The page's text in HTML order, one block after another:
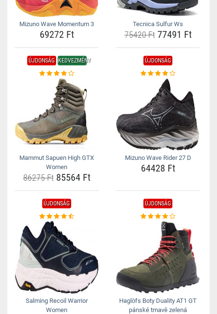
Mizuno Wave Momentum 3
69272 Ft
Tecnica Sulfur Ws
75420 Ft77491 Ft
ÚJDONSÁG KEDVEZMÉNY
Mammut Sapuen High GTX
Women
86275 Ft85564 Ft
ÚJDONSÁG
Mizuno Wave Rider 27 D
64428 Ft
ÚJDONSÁG
Salming Recoil Warrior
Women
ÚJDONSÁG
Haglöfs Boty Duality AT1 GT
pánské tmavě zelená